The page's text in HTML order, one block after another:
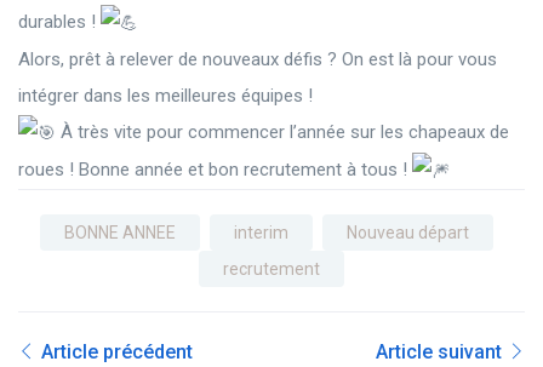
durables !
Alors, prêt à relever de nouveaux défis ? On est là pour vous
intégrer dans les meilleures équipes !
À très vite pour commencer l’année sur les chapeaux de
roues ! Bonne année et bon recrutement à tous !
BONNE ANNEE interim
Nouveau départ
recrutement
Article précédent Article suivant